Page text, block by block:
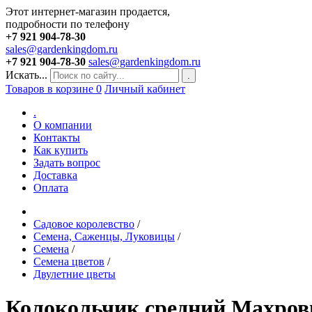
Этот интернет-магазин продается,
подробности по телефону
+7 921 904-78-30
sales@gardenkingdom.ru
+7 921 904-78-30 sales@gardenkingdom.ru
Искать...
.
Товаров в корзине 0 Личный кабинет
.
О компании
Контакты
Как купить
Задать вопрос
Доставка
Оплата
Садовое королевство /
Семена, Саженцы, Луковицы /
Семена /
Семена цветов /
Двулетние цветы